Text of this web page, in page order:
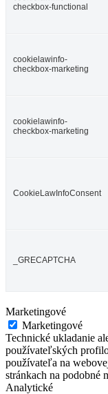
checkbox-functional
cookielawinfo-
checkbox-marketing
cookielawinfo-
checkbox-marketing
CookieLawInfoConsent
_GRECAPTCHA
Marketingové
Marketingové
Technické ukladanie
používateľských
používateľa na
stránkach na podobné
Analytické